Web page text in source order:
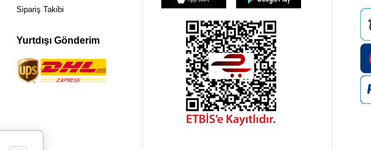
Sipariş Takibi
Yurtdışı Gönderim